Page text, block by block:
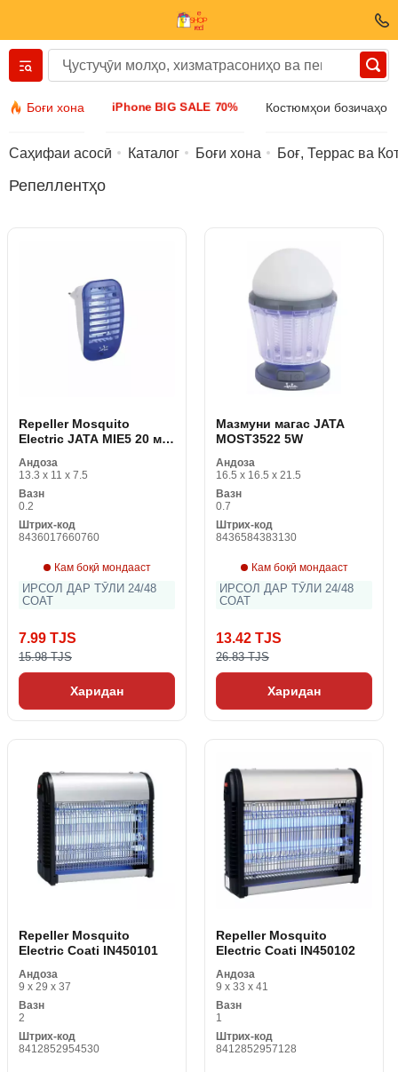
Боғи хона iPhone BIG SALE 70% Костюмҳои бозичаҳо
Вернуться назад
Лавозимот
Заргарӣ
Соати дастӣ
Саҳифаи асосӣ Каталог Боғи хона Боғ, Террас ва
Репеллентҳо
Repeller Mosquito
Electric JATA MIE5 20 м ²
Андоза
13.3 x 11 x 7.5
Вазн
0.2
Штрих-код
8436017660760
Кам боқӣ мондааст
ИРСОЛ ДАР ТӮЛИ 24/48
СОАТ
7.99 TJS
15.98 TJS
Харидан
Мазмуни магас JATA
MOST3522 5W
Андоза
16.5 x 16.5 x 21.5
Вазн
0.7
Штрих-код
8436584383130
Кам боқӣ мондааст
ИРСОЛ ДАР ТӮЛИ 24/48
СОАТ
13.42 TJS
26.83 TJS
Харидан
Repeller Mosquito
Electric Coati IN450101
Андоза
9 x 29 x 37
Вазн
2
Штрих-код
8412852954530
Repeller Mosquito
Electric Coati IN450102
Андоза
9 x 33 x 41
Вазн
1
Штрих-код
8412852957128